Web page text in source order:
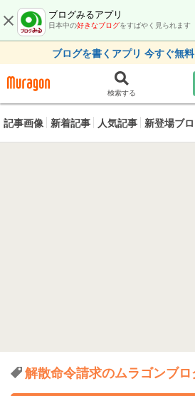
ブログみるアプリ
日本中の好きなブログをすばやく見られます
ブログを書くアプリ 今すぐ無
検索する
記事画像 新着記事 人気記事 新登場ブ
解散命令請求のムラゴンブロ